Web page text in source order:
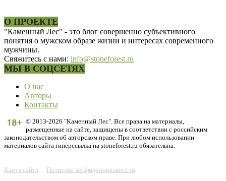
О ПРОЕКТЕ
"Каменный Лес" - это блог совершенно субъективного
понятия о мужском образе жизни и интересах современного
мужчины.
Свяжитесь с нами: info@stoneforest.ru
МЫ В СОЦСЕТЯХ
О нас
Авторы
Контакты
© 2013-2026 "Каменный Лес". Все права на материалы,
размещенные на сайте, защищены в соответствии с российским
законодательством об авторском праве. При любом использовании
материалов сайта гиперссылка на stoneforest.ru обязательна.
Карта сайта Политика конфиденциальности